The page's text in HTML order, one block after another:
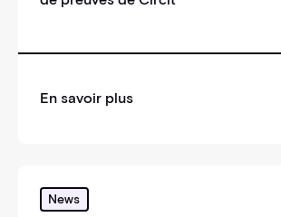
En savoir plus
News